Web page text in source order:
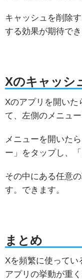
キャッシュを削除
する効果が期待でき
Xのキャッシ
Xのアプリを開いた
て、左側のメニュー
メニューを開いた
ー」をタップし、
その中にある任意
す。できます。
まとめ
Xを頻繁に使ってい
アプリの挙動が重